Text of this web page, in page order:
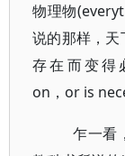
物理物
说的那样，
存在而变得
on，or is
乍一看